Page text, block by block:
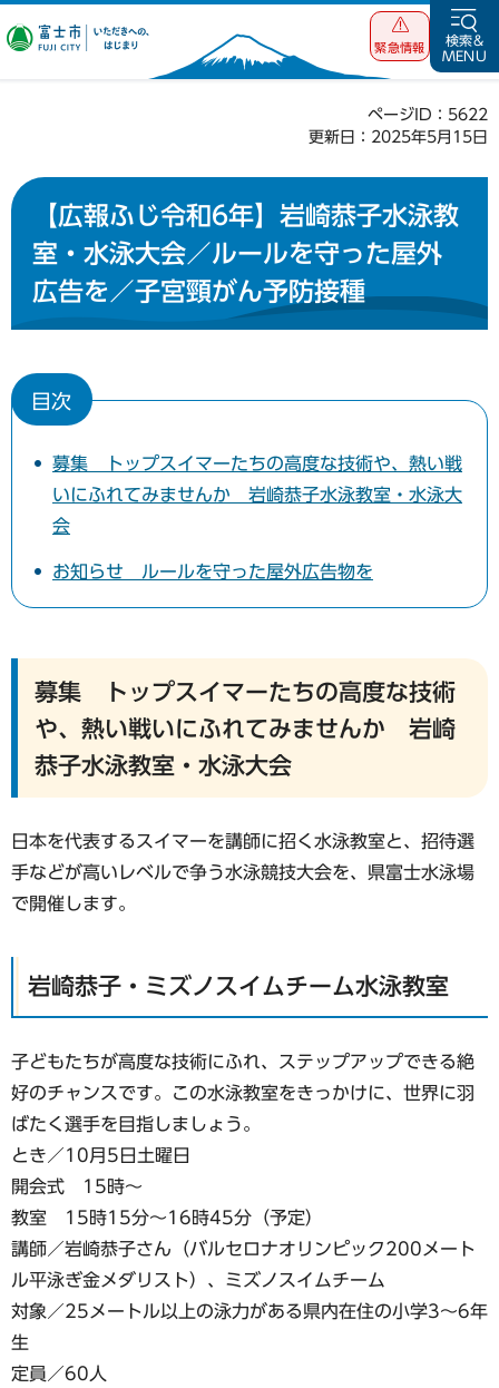
富士市 いただ
緊急情報
検索&
MENU
ページID：5622
更新日：2025年5月15日
【広報ふじ令和6年】岩崎恭子水泳教
室・水泳大会／ルールを守った屋外
広告を／子宮頸がん予防接種
目次
募集 トップスイマーたちの高度な技術や、熱い戦
いにふれてみませんか 岩崎恭子水泳教室・水泳大
会
お知らせ ルールを守った屋外広告物を
募集 トップスイマーたちの高度な技術
や、熱い戦いにふれてみませんか 岩崎
恭子水泳教室・水泳大会
日本を代表するスイマーを講師に招く水泳教室と、招待選
手などが高いレベルで争う水泳競技大会を、県富士水泳場
で開催します。
岩崎恭子・ミズノスイムチーム水泳教室
子どもたちが高度な技術にふれ、ステップアップできる絶
好のチャンスです。この水泳教室をきっかけに、世界に羽
ばたく選手を目指しましょう。
とき／10月5日土曜日
開会式 15時〜
教室 15時15分〜16時45分（予定）
講師／岩崎恭子さん（バルセロナオリンピック200メート
ル平泳ぎ金メダリスト）、ミズノスイムチーム
対象／25メートル以上の泳力がある県内在住の小学3～6年
生
定員／60人